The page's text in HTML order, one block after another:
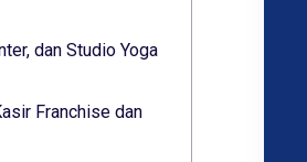
dan Studio Yoga
Franchise dan